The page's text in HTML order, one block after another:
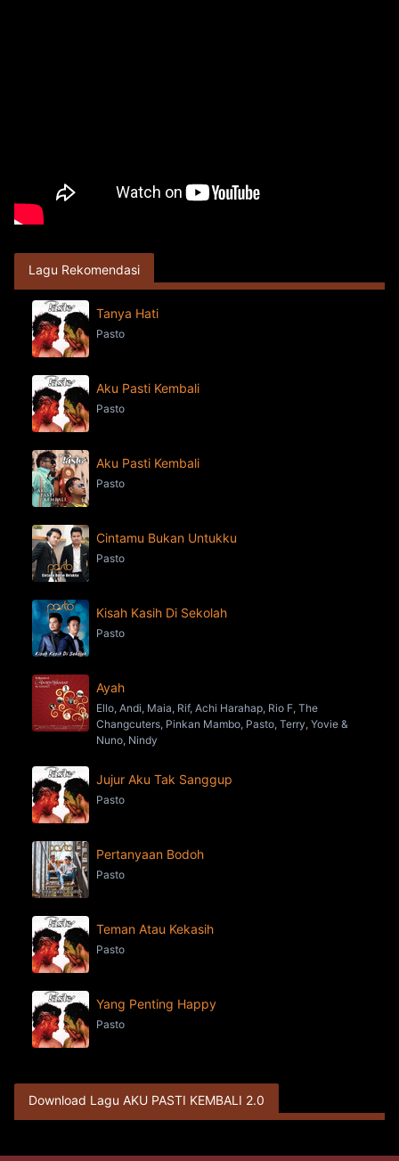
Lagu Rekomendasi
Tanya Hati
Pasto
Aku Pasti Kembali
Pasto
Aku Pasti Kembali
Pasto
Cintamu Bukan Untukku
Pasto
Kisah Kasih Di Sekolah
Pasto
Ayah
Ello, Andi, Maia, Rif, Achi Harahap, Rio F, The
Changcuters, Pinkan Mambo, Pasto, Terry, Yovie &
Nuno, Nindy
Jujur Aku Tak Sanggup
Pasto
Pertanyaan Bodoh
Pasto
Teman Atau Kekasih
Pasto
Yang Penting Happy
Pasto
Download Lagu AKU PASTI KEMBALI 2.0